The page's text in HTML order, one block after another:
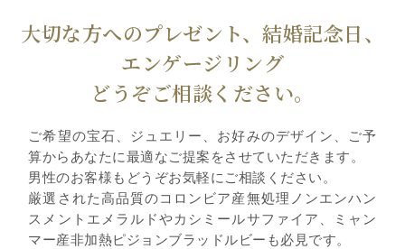
大切な方へのプレゼント、結婚記念日、
エンゲージリング
どうぞご相談ください。
ご希望の宝石、ジュエリー、お好みのデザイン、ご予
算からあなたに最適なご提案をさせていただきます。
男性のお客様もどうぞお気軽にご相談ください。
厳選された高品質のコロンビア産無処理ノンエンハン
スメントエメラルドやカシミールサファイア、ミャン
マー産非加熱ピジョンブラッドルビーも必見です。